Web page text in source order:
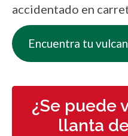
accidentado en
Encuentra tu
¿Se puede
llanta